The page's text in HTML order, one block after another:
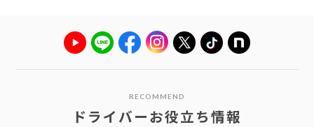
RECOMMEND
ドライバーお役立ち情報